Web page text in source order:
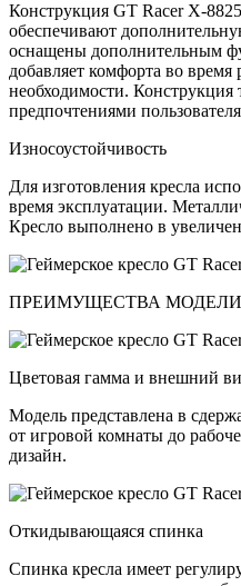
Конструкция GT Racer X-
обеспечивают
оснащены дополнительным
добавляет комфорта во
необходимости. Конструкция
предпочтениями
Износоустойчивость
Для изготовления кресла
время эксплуатации.
Кресло выполнено в
ПРЕИМУЩЕСТВА МОДЕЛИ
Цветовая гамма и внешний
Модель представлена в
от игровой комнаты до
дизайн.
Откидывающаяся спинка
Спинка кресла имеет